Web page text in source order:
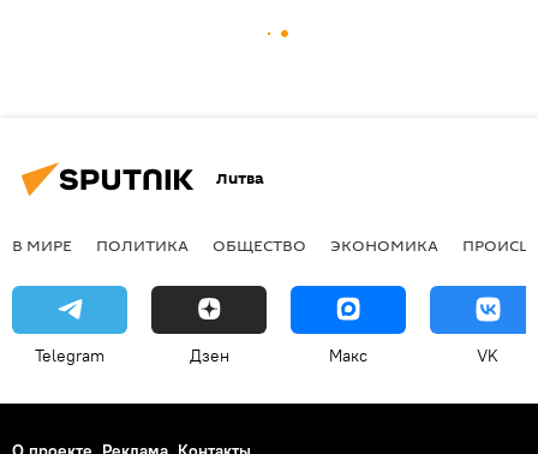
Литва
В МИРЕ ПОЛИТИКА ОБЩЕСТВО ЭКОНОМИКА
Telegram Дзен Макс VK